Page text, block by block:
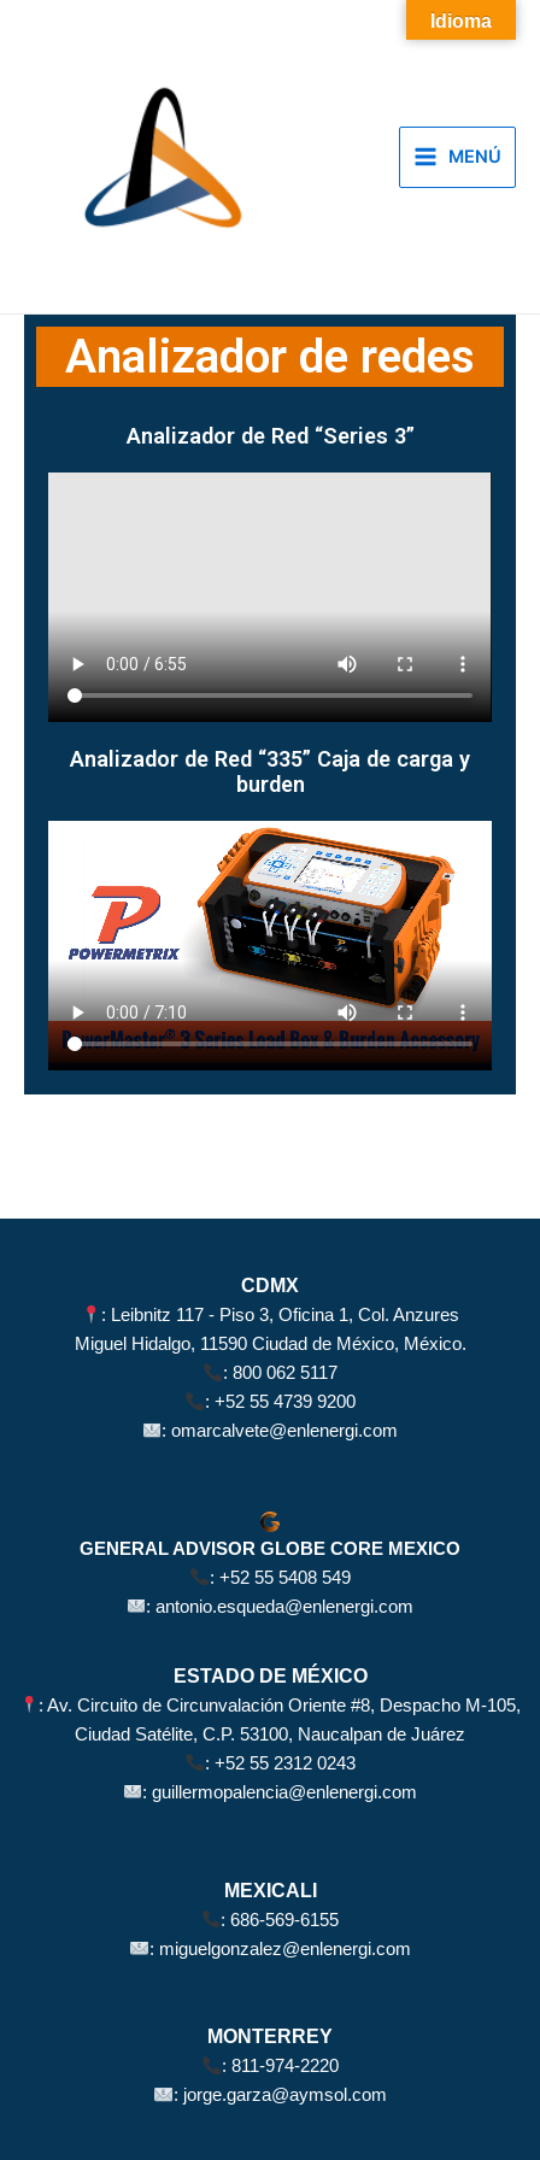
Main
MENÚ
Analizador de redes
Analizador de Red “Series 3”
Analizador de Red “335” Caja de carga y
burden
CDMX
: Leibnitz 117 - Piso 3, Oficina 1, Col. Anzures
Miguel Hidalgo, 11590 Ciudad de México, México.
: 800 062 5117
: +52 55 4739 9200
:omarcalvete@enlenergi.com
GENERAL ADVISOR GLOBE CORE MEXICO
: +52 55 5408 549
:antonio.esqueda@enlenergi.com
ESTADO DE MÉXICO
: Av. Circuito de Circunvalación Oriente #8, Despacho M-105,
Ciudad Satélite, C.P. 53100, Naucalpan de Juárez
: +52 55 2312 0243
:guillermopalencia@enlenergi.com
MEXICALI
:686-569-6155
: miguelgonzalez@enlenergi.com
MONTERREY
: 811-974-2220
: jorge.garza@aymsol.com
Idioma